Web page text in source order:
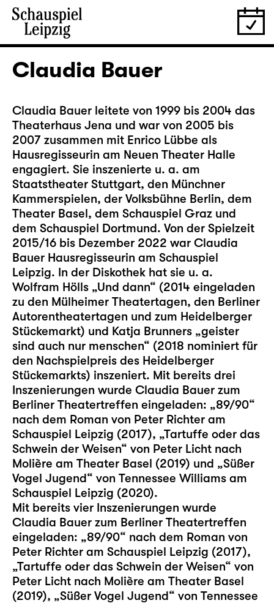
Claudia Bauer
Claudia Bauer leitete von 1999 bis 2004 das
Theaterhaus Jena und war von 2005 bis
2007 zusammen mit Enrico Lübbe als
Hausregisseurin am Neuen Theater Halle
engagiert. Sie inszenierte u. a. am
Staatstheater Stuttgart, den Münchner
Kammerspielen, der Volksbühne Berlin, dem
Theater Basel, dem Schauspiel Graz und
dem Schauspiel Dortmund. Von der Spielzeit
2015/16 bis Dezember 2022 war Claudia
Bauer Hausregisseurin am Schauspiel
Leipzig. In der Diskothek hat sie u. a.
Wolfram Hölls „Und dann“ (2014 eingeladen
zu den Mülheimer Theatertagen, den Berliner
Autorentheatertagen und zum Heidelberger
Stückemarkt) und Katja Brunners „geister
sind auch nur menschen“ (2018 nominiert für
den Nachspielpreis des Heidelberger
Stückemarkts) inszeniert. Mit bereits drei
Inszenierungen wurde Claudia Bauer zum
Berliner Theatertreffen eingeladen: „89/90“
nach dem Roman von Peter Richter am
Schauspiel Leipzig (2017), „Tartuffe oder das
Schwein der Weisen“ von Peter Licht nach
Molière am Theater Basel (2019) und „Süßer
Vogel Jugend“ von Tennessee Williams am
Schauspiel Leipzig (2020).
Mit bereits vier Inszenierungen wurde
Claudia Bauer zum Berliner Theatertreffen
eingeladen: „89/90“ nach dem Roman von
Peter Richter am Schauspiel Leipzig (2017),
„Tartuffe oder das Schwein der Weisen“ von
Peter Licht nach Molière am Theater Basel
(2019), „Süßer Vogel Jugend“ von Tennessee